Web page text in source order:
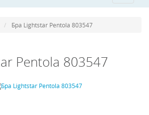
Бра Lightstar Pentola 803547
Pentola 803547